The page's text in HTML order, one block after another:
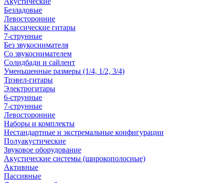
Безладовые
Левосторонние
Классические гитары
7-струнные
Без звукоснимателя
Со звукоснимателем
Солидбади и сайлент
Уменьшенные размеры (1/4, 1/2, 3/4)
Трэвел-гитары
Электрогитары
6-струнные
7-струнные
Левосторонние
Наборы и комплекты
Нестандартные и экстремальные конфигурации
Полуакустические
Звуковое оборудование
Акустические системы (широкополосные)
Активные
Пассивные